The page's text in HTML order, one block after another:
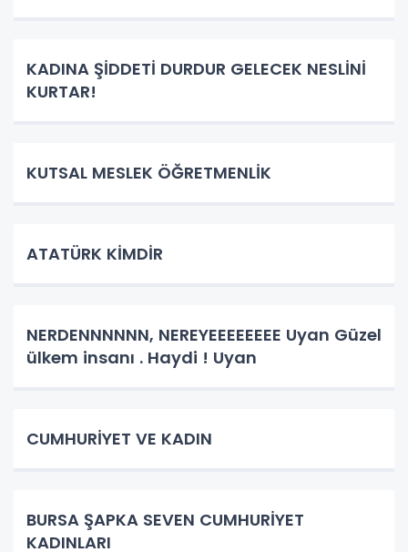
KADINA ŞİDDETİ DURDUR GELECEK NESLİNİ
KURTAR!
KUTSAL MESLEK ÖĞRETMENLİK
ATATÜRK KİMDİR
NERDENNNNNN, NEREYEEEEEEEE Uyan Güzel
ülkem insanı . Haydi ! Uyan
CUMHURİYET VE KADIN
BURSA ŞAPKA SEVEN CUMHURİYET
KADINLARI